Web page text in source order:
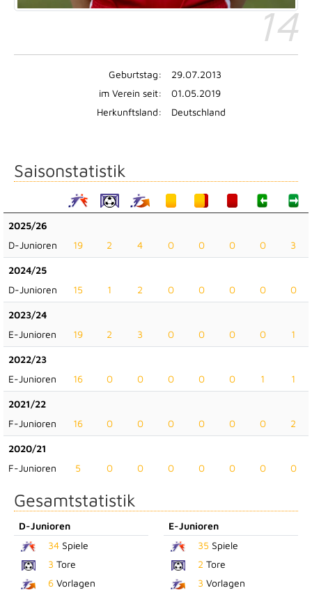
14
Geburtstag:
29.07.2013
im Verein seit:
01.05.2019
Herkunftsland:
Deutschland
Saisonstatistik
2025/26
D-Junioren
19 2 4 0 0 0 0 3
2024/25
D-Junioren
15 1 2 0 0 0 0 0
2023/24
E-Junioren
19 2 3 0 0 0 0 1
2022/23
E-Junioren
16 0 0 0 0 0 1 1
2021/22
F-Junioren
16 0 0 0 0 0 0 2
2020/21
F-Junioren
5 0 0 0 0 0 0 0
Gesamtstatistik
D-Junioren
34 Spiele
3 Tore
6 Vorlagen
E-Junioren
35 Spiele
2 Tore
3 Vorlagen